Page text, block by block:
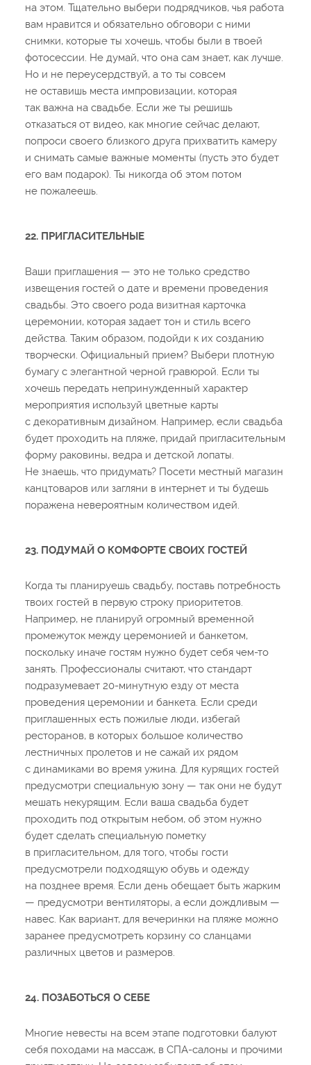
на этом. Тщательно выбери подрядчиков, чья работа
вам нравится и обязательно обговори с ними
снимки, которые ты хочешь, чтобы были в твоей
фотосессии. Не думай, что она сам знает, как лучше.
Но и не переусердствуй, а то ты совсем
не оставишь места импровизации, которая
так важна на свадьбе. Если же ты решишь
отказаться от видео, как многие сейчас делают,
попроси своего близкого друга прихватить камеру
и снимать самые важные моменты (пусть это будет
его вам подарок). Ты никогда об этом потом
не пожалеешь.
22. ПРИГЛАСИТЕЛЬНЫЕ
Ваши приглашения — это не только средство
извещения гостей о дате и времени проведения
свадьбы. Это своего рода визитная карточка
церемонии, которая задает тон и стиль всего
действа. Таким образом, подойди к их созданию
творчески. Официальный прием? Выбери плотную
бумагу с элегантной черной гравюрой. Если ты
хочешь передать непринужденный характер
мероприятия используй цветные карты
с декоративным дизайном. Например, если свадьба
будет проходить на пляже, придай пригласительным
форму раковины, ведра и детской лопаты.
Не знаешь, что придумать? Посети местный магазин
канцтоваров или загляни в интернет и ты будешь
поражена невероятным количеством идей.
23. ПОДУМАЙ О КОМФОРТЕ СВОИХ ГОСТЕЙ
Когда ты планируешь свадьбу, поставь потребность
твоих гостей в первую строку приоритетов.
Например, не планируй огромный временной
промежуток между церемонией и банкетом,
поскольку иначе гостям нужно будет себя чем-то
занять. Профессионалы считают, что стандарт
подразумевает 20-минутную езду от места
проведения церемонии и банкета. Если среди
приглашенных есть пожилые люди, избегай
ресторанов, в которых большое количество
лестничных пролетов и не сажай их рядом
с динамиками во время ужина. Для курящих гостей
предусмотри специальную зону — так они не будут
мешать некурящим. Если ваша свадьба будет
проходить под открытым небом, об этом нужно
будет сделать специальную пометку
в пригласительном, для того, чтобы гости
предусмотрели подходящую обувь и одежду
на позднее время. Если день обещает быть жарким
— предусмотри вентиляторы, а если дождливым —
навес. Как вариант, для вечеринки на пляже можно
заранее предусмотреть корзину со сланцами
различных цветов и размеров.
24. ПОЗАБОТЬСЯ О СЕБЕ
Многие невесты на всем этапе подготовки балуют
себя походами на массаж, в СПА-салоны и прочими